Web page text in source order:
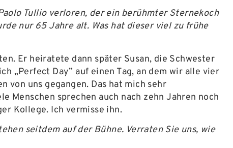
Tullio verloren, der ein berühmter Sternekoch
nur 65 Jahre alt. Was hat dieser viel zu frühe
Er heiratete dann später Susan, die Schwester
„Perfect Day” auf einen Tag, an dem wir alle vier
uns gegangen. Das hat mich sehr
Menschen sprechen auch nach zehn Jahren noch
Kollege. Ich vermisse ihn.
seitdem auf der Bühne. Verraten Sie uns, wie